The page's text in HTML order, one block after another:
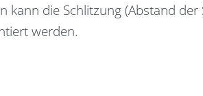
kann die Schlitzung (Abstand
werden.